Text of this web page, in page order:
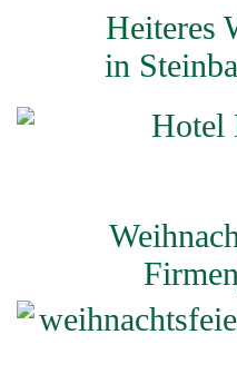
Heiteres
in